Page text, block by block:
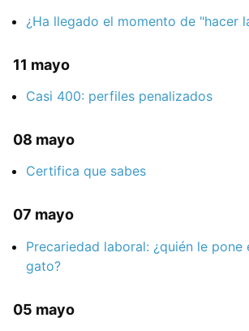
¿Ha llegado el momento de "hacer
11 mayo
Casi 400: perfiles penalizados
08 mayo
Certifica que sabes
07 mayo
Precariedad laboral: ¿quién le pone
gato?
05 mayo